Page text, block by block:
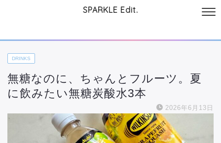
SPARKLE Edit.
DRINKS
無糖なのに、ちゃんとフルーツ。夏
に飲みたい無糖炭酸水3本
2026年6月13日